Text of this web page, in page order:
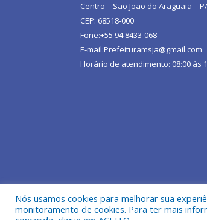
Centro – São João do Araguaia –
CEP: 68518-000
Fone:+55 94 8433-068
E-mail:Prefeituramsja@gmail.com
Horário de atendimento: 08:00 às
Todos os direitos reservados a
Nós usamos cookies para melhorar sua
monitoramento de cookies. Para ter mais